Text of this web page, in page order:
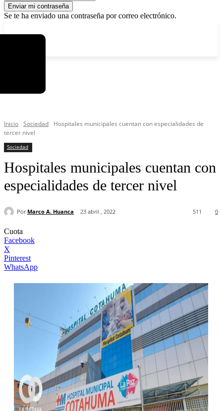
Se te ha enviado una contraseña por correo electrónico.
Inicio Sociedad
Hospitales municipales cuentan con especialidades de
tercer nivel
Sociedad
Hospitales municipales cuentan con
especialidades de tercer nivel
Por Marco A. Huanca 23 abril , 2022 0
511
Cuota
Facebook
X
Pinterest
WhatsApp